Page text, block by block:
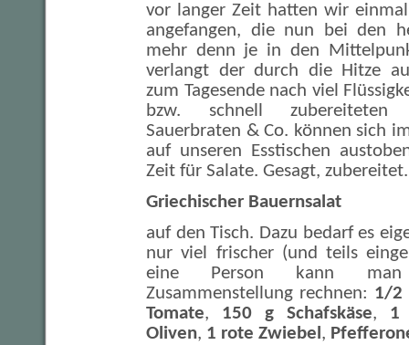
vor langer Zeit hatten wir
angefangen, die nun bei den
mehr denn je in den
verlangt der durch die Hitze
zum Tagesende nach viel
bzw. schnell zubereiteten
Sauerbraten & Co. können sich
auf unseren Esstischen
Zeit für Salate. Gesagt,
Griechischer Bauernsalat
auf den Tisch. Dazu bedarf es
nur viel frischer (und teils
eine Person kann
Zusammenstellung rechnen: 1/2
Tomate, 150 g Schafskäse, 1
Oliven, 1 rote Zwiebel ,